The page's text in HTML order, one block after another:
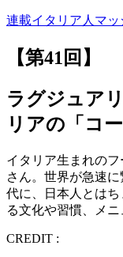
連載イタリア人マッ
【第41回】
ラグジュア
リアの「コ
イタリア生まれの
さん。世界が急速
代に、日本人とは
る文化や習慣、メ
CREDIT :